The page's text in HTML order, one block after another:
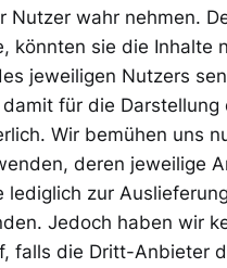
Nutzer wahr nehmen.
könnten sie die Inhalte
jeweiligen Nutzers
für die Darstellung
Wir bemühen uns
deren jeweilige
lediglich zur
Jedoch haben wir
falls die Dritt-Anbieter